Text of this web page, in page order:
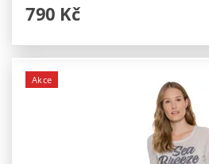
790 Kč
Akce